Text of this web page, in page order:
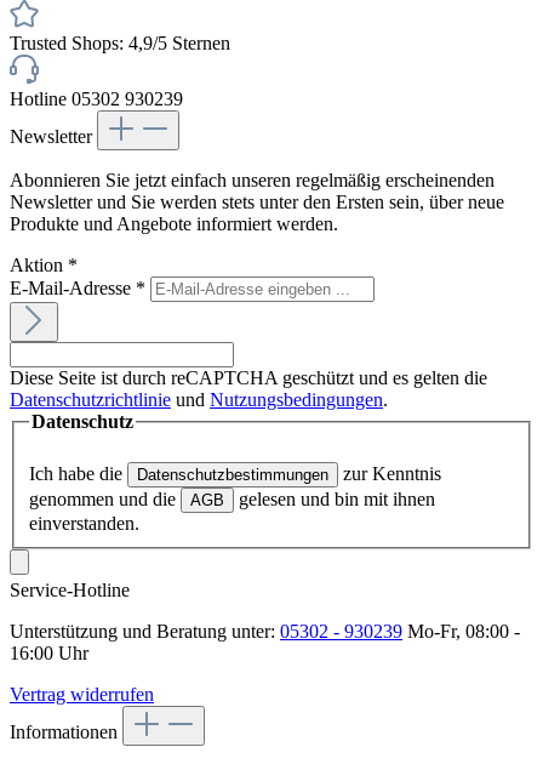
Trusted Shops: 4,9/5 Sternen
Hotline 05302 930239
Newsletter
Abonnieren Sie jetzt einfach unseren regelmäßig erscheinenden
Newsletter und Sie werden stets unter den Ersten sein, über neue
Produkte und Angebote informiert werden.
Aktion *
E-Mail-Adresse *
Diese Seite ist durch reCAPTCHA geschützt und es gelten die
Datenschutzrichtlinie und Nutzungsbedingungen.
Datenschutz
Ich habe die Datenschutzbestimmungen
zur Kenntnis
genommen und die
AGB
gelesen und bin mit ihnen
einverstanden.
Service-Hotline
Unterstützung und Beratung unter: 05302 - 930239 Mo-Fr, 08:00 -
16:00 Uhr
Vertrag widerrufen
Informationen